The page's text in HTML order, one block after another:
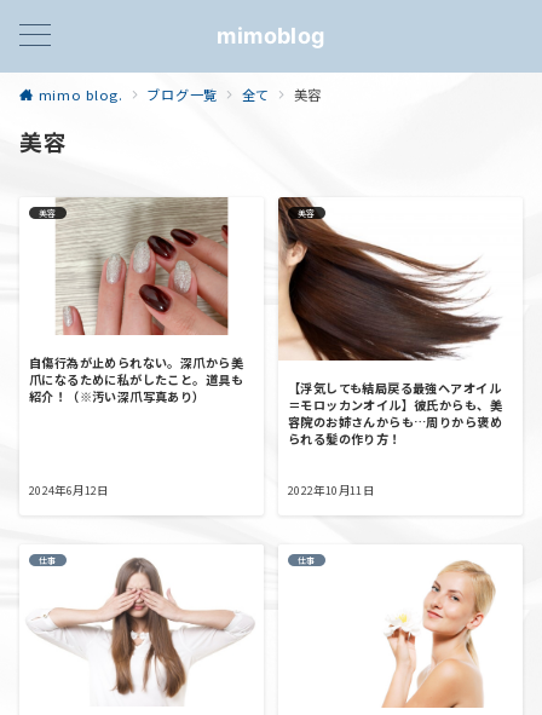
mimoblog
mimo blog. ブログ一覧 全て 美容
美容
美容
自傷行為が止められない。深爪から美
爪になるために私がしたこと。道具も
紹介！（※汚い深爪写真あり）
2024年6月12日
美容
【浮気しても結局戻る最強ヘアオイル
＝モロッカンオイル】彼氏からも、美
容院のお姉さんからも…周りから褒め
られる髪の作り方！
2022年10月11日
仕事 仕事